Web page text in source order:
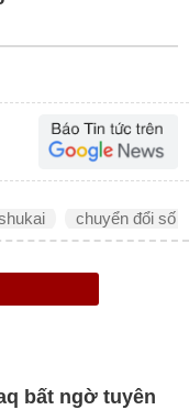
chuyển đổi số
bất ngờ tuyên